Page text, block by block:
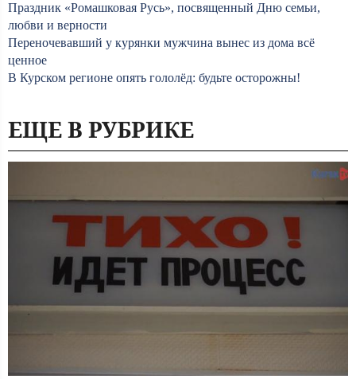
Праздник «Ромашковая Русь», посвященный Дню семьи,
любви и верности
Переночевавший у курянки мужчина вынес из дома всё
ценное
В Курском регионе опять гололёд: будьте осторожны!
ЕЩЕ В РУБРИКЕ